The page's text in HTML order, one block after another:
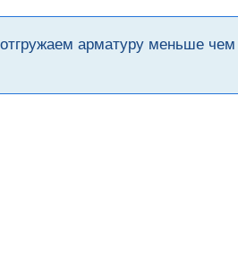
арматуру меньше